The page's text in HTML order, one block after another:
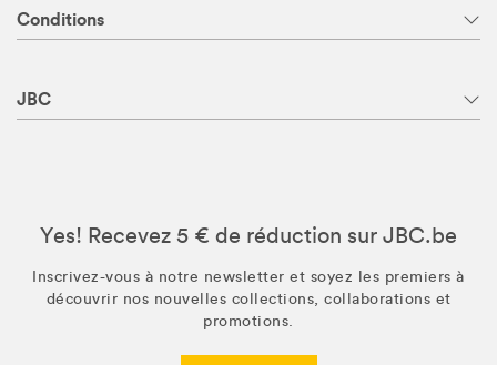
Conditions
JBC
Yes! Recevez 5 € de réduction sur JBC.be
Inscrivez-vous à notre newsletter et soyez les premiers à
découvrir nos nouvelles collections, collaborations et
promotions.